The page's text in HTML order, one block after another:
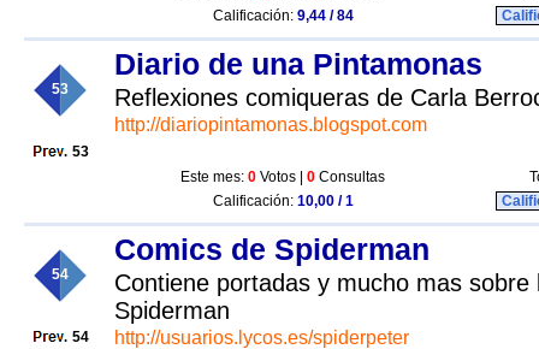
Calificación: 9,44 / 84
53
53
Diario de una Pintamonas
Reflexiones comiqueras de Carla
http://diariopintamonas.blogspot.com
Este mes: 0 Votos | 0 Consultas
Calificación: 10,00 / 1
54
54
Comics de Spiderman
Contiene portadas y mucho mas sobre
Spiderman
http://usuarios.lycos.es/spiderpeter